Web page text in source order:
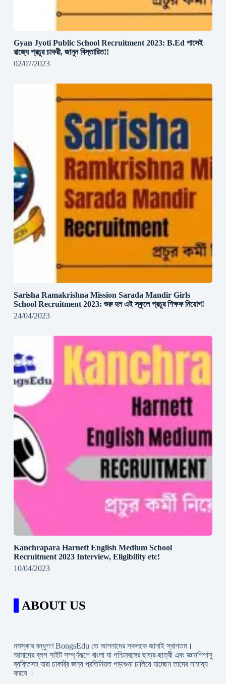
Gyan Jyoti Public School Recruitment 2023: B.Ed পাসেই
রাজ্যে প্রচুর চাকরী, জানুন বিস্তারিত!!
02/07/2023
Sarisha Ramakrishna Mission Sarada Mandir Girls
School Recruitment 2023: শুরু হল এই স্কুলে প্রচুর শিক্ষক নিয়োগ!
24/04/2023
Kanchrapara Harnett English Medium School
Recruitment 2023 Interview, Eligibility etc!
10/04/2023
ABOUT US
নমস্কার বন্ধুগণ BongsEdu তে আপনাদের সকলকে জানাই স্বাগতম।
আমাদের ব্লগ সাইট সম্পূর্ণরূপে বাংলা যা পশ্চিমবঙ্গের ছাত্র-ছাত্রী এবং জ্ঞানপিপাসু
ব্যক্তিসহ যারা চাকরি্র জন্য প্রতিনিয়ত পড়াশুনা চালিয়ে যাচ্ছেন তাদের সাহায্য
করবে ।